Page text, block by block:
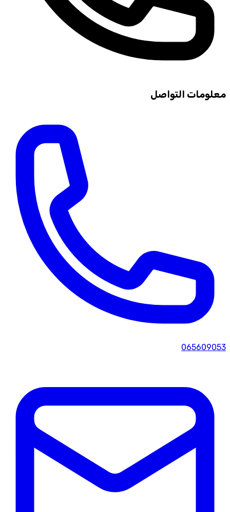
معلومات التواصل
065609053